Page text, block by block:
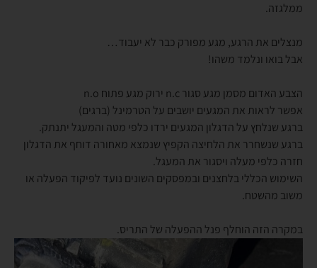
ממלגזה.
מנצלים את הרגע, מגע מפורק כבר לא יעבוד…
אבל בואו ונלמד משהו!
הצבע האדום מסמן מגע סגור n.c ירוק מגע פתוח n.o
אפשר לראות את המגעים יושבים על הטרמינל (ברגים)
ברגע שנלחץ על הדגלון המגעים ירדו כלפי מטה והמעגל יתנתק.
ברגע שנשחרר את הלחיצה הקפיץ שנמצא מאחורה דוחף את הדגלון
חזרה כלפי מעלה ויסגור את המעגל.
השימוש הכללי בלחצנים ובמפסקים השונים נועד לפיקוד הפעלה או
משוב מהשטח.
במקרה הזה הוחלף פנל ההפעלה של התריס.